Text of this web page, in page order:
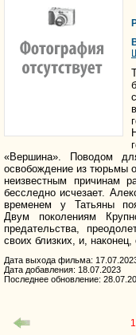
«Вершина». Поводом
освобождение из тюрьмы
неизвестным причинам
бесследно исчезает.
временем у Татьяны
Двум поколениям
предательства,
своих близких, и,
Дата выхода фильма:
Дата добавления: 18.07.2023
Последнее обновление:
1